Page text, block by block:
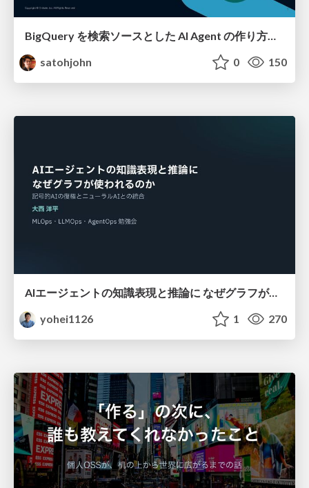
BigQuery を検索ソースとした AI Agent の作り方って 〇〇 通りあんねん
satohjohn
0 150
AIエージェントの知識表現と推論に なぜグラフが使われるのか - 記号的AIの復権とニューラルAIとの統合
yohei1126
1 270